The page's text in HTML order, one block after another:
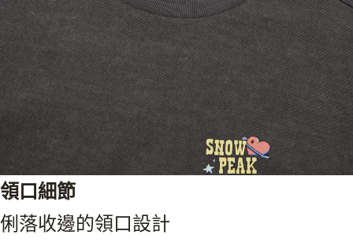
領口細節
俐落收邊的領口設計